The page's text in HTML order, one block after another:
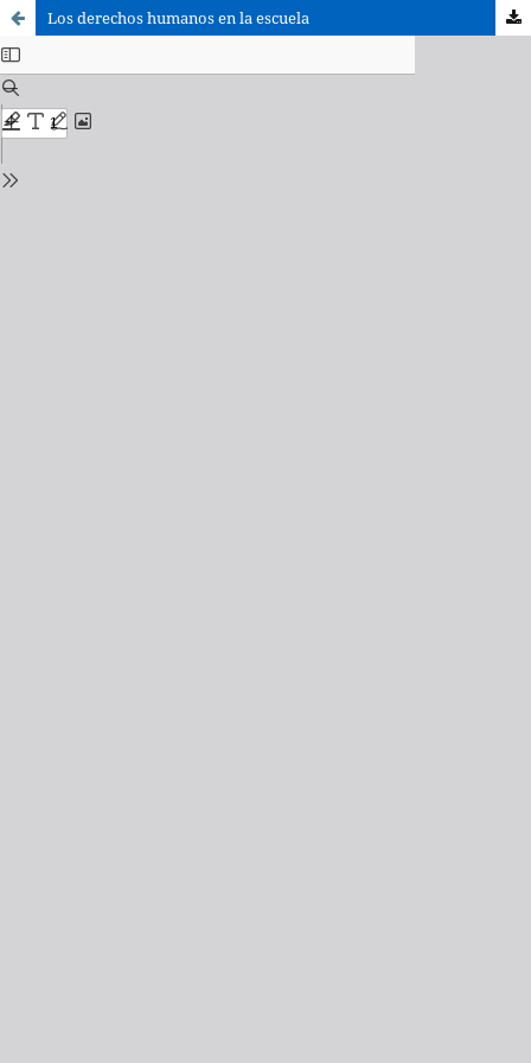
Los derechos humanos en la escuela